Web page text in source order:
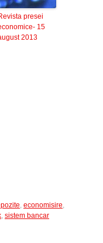
presei
15
2013
, economisire,
, sistem bancar